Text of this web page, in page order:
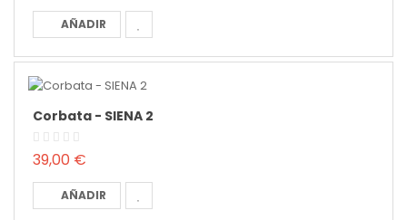
AÑADIR
Corbata - SIENA 2
39,00 €
AÑADIR